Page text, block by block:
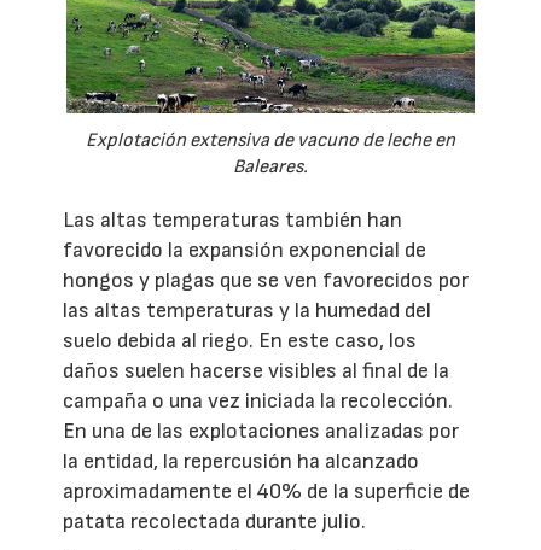
Explotación extensiva de vacuno de leche en
Baleares.
Las altas temperaturas también han
favorecido la expansión exponencial de
hongos y plagas que se ven favorecidos por
las altas temperaturas y la humedad del
suelo debida al riego. En este caso, los
daños suelen hacerse visibles al final de la
campaña o una vez iniciada la recolección.
En una de las explotaciones analizadas por
la entidad, la repercusión ha alcanzado
aproximadamente el 40% de la superficie de
patata recolectada durante julio.